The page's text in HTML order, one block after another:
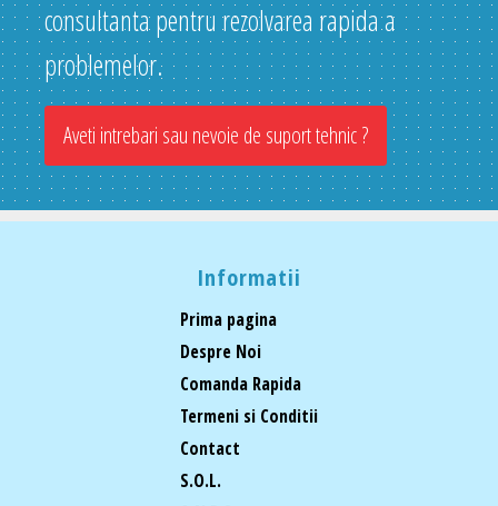
consultanta pentru rezolvarea rapida a
problemelor.
Aveti intrebari sau nevoie de suport tehnic ?
Informatii
Prima pagina
Despre Noi
Comanda Rapida
Termeni si Conditii
Contact
S.O.L.